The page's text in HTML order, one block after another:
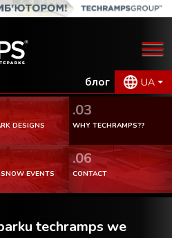
блог UA
DESIGNS
.03
WHY TECHRAMPS??
EVENTS
.06
CONTACT
techramps we